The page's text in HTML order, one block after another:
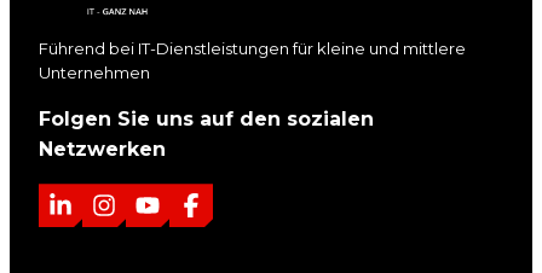
Führend bei IT-Dienstleistungen für kleine und mittlere
Unternehmen
Folgen Sie uns auf den sozialen
Netzwerken
L
I
Y
F